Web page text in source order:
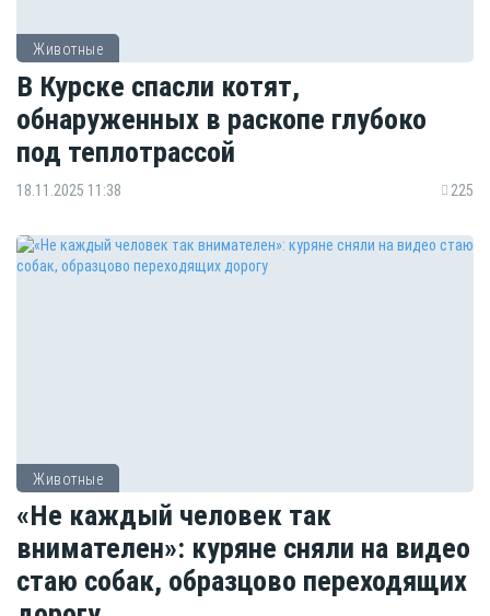
Животные
В Курске спасли котят,
обнаруженных в раскопе глубоко
под теплотрассой
18.11.2025 11:38 225
Животные
«Не каждый человек так
внимателен»: куряне сняли на видео
стаю собак, образцово переходящих